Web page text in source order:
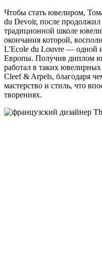
Чтобы стать ювелиром,
du Devoir, после
традиционной школе
окончания которой,
L'Ecole du Louvre — одной
Европы. Получив диплом
работал в таких
Cleef & Arpels, благодаря
мастерство и стиль, что
творениях.